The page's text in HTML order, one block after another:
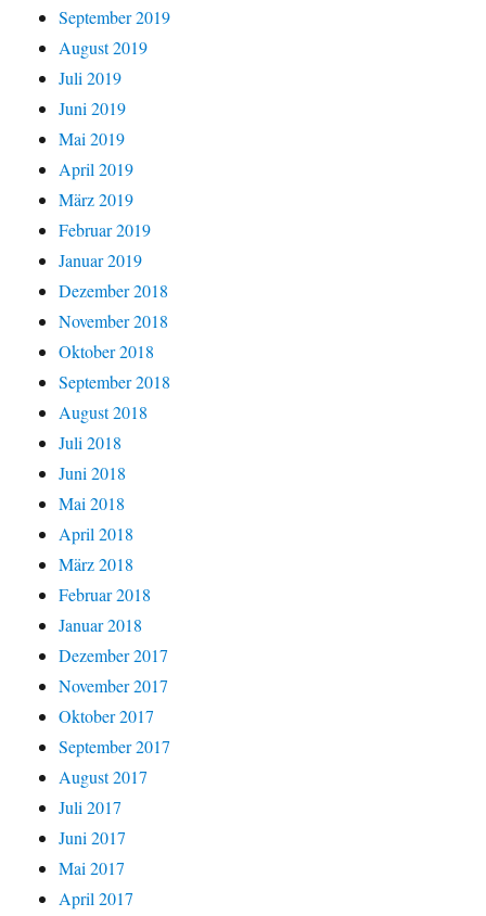
September 2019
August 2019
Juli 2019
Juni 2019
Mai 2019
April 2019
März 2019
Februar 2019
Januar 2019
Dezember 2018
November 2018
Oktober 2018
September 2018
August 2018
Juli 2018
Juni 2018
Mai 2018
April 2018
März 2018
Februar 2018
Januar 2018
Dezember 2017
November 2017
Oktober 2017
September 2017
August 2017
Juli 2017
Juni 2017
Mai 2017
April 2017